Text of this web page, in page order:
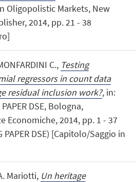
Oligopolistic Markets, New
2014, pp. 21 - 38
C., Testing
regressors in count data
residual inclusion work?, in:
DSE, Bologna,
Economiche, 2014, pp. 1 - 37
PAPER DSE) [Capitolo/Saggio in
Mariotti, Un heritage